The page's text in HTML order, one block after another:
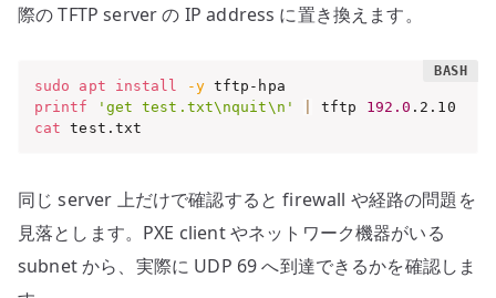
際の TFTP server の IP address に置き換えます。
sudo apt install -y
printf
'get test.txt\nquit\n' tftp 192.0
cat test.txt
同じ server 上だけで確認すると firewall や経路の問題を
見落とします。PXE client やネットワーク機器がいる
subnet から、実際に UDP 69 へ到達できるかを確認しま